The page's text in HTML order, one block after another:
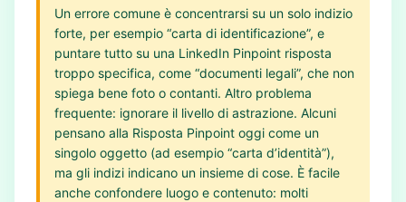
Un errore comune è concentrarsi su un solo indizio
forte, per esempio “carta di identificazione”, e
puntare tutto su una LinkedIn Pinpoint risposta
troppo specifica, come “documenti legali”, che non
spiega bene foto o contanti. Altro problema
frequente: ignorare il livello di astrazione. Alcuni
pensano alla Risposta Pinpoint oggi come un
singolo oggetto (ad esempio “carta d’identità”),
ma gli indizi indicano un insieme di cose. È facile
anche confondere luogo e contenuto: molti